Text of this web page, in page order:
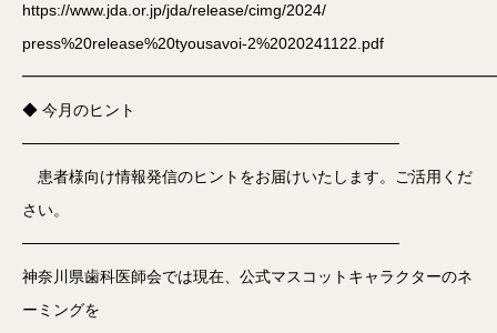
https://www.jda.or.jp/jda/release/cimg/2024/
press%20release%20tyousavoi-2%2020241122.pdf
◆ 今月のヒント
──────────────────────────────────
患者様向け情報発信のヒントをお届けいたします。ご活用くだ
さい。
──────────────────────────────────
神奈川県歯科医師会では現在、公式マスコットキャラクターのネ
ーミングを